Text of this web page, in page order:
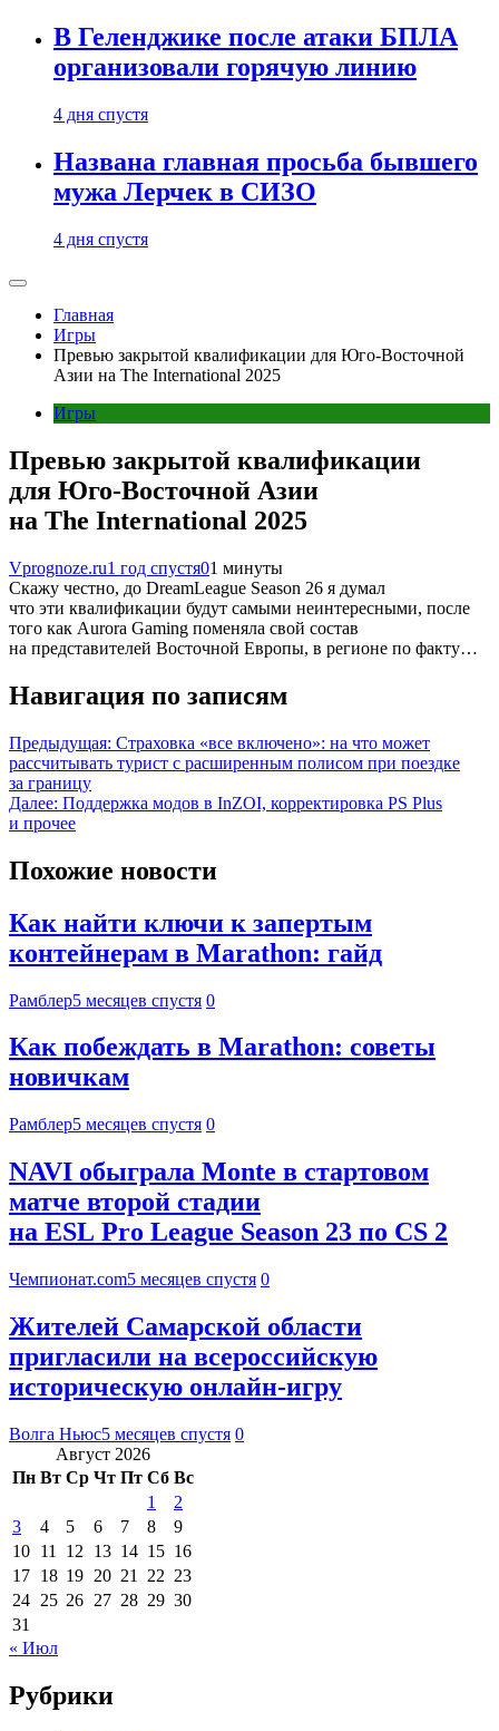
В Геленджике после атаки БПЛА
организовали горячую линию
4 дня спустя
Названа главная просьба бывшего
мужа Лерчек в СИЗО
4 дня спустя
Главная
Игры
Превью закрытой квалификации для Юго-Восточной
Азии на The International 2025
Игры
Превью закрытой квалификации
для Юго-Восточной Азии
на The International 2025
Vprognoze.ru1 год спустя01 минуты
Скажу честно, до DreamLeague Season 26 я думал
что эти квалификации будут самыми неинтересными, после
того как Aurora Gaming поменяла свой состав
на представителей Восточной Европы, в регионе по факту…
Навигация по записям
Предыдущая: Страховка «все включено»: на что может
рассчитывать турист с расширенным полисом при поездке
за границу
Далее: Поддержка модов в InZOI, корректировка PS Plus
и прочее
Похожие новости
Как найти ключи к запертым
контейнерам в Marathon: гайд
Рамблер5 месяцев спустя 0
Как побеждать в Marathon: советы
новичкам
Рамблер5 месяцев спустя 0
NAVI обыграла Monte в стартовом
матче второй стадии
на ESL Pro League Season 23 по CS 2
Чемпионат.com5 месяцев спустя 0
Жителей Самарской области
пригласили на всероссийскую
историческую онлайн-игру
Волга Ньюс5 месяцев спустя 0
Август 2026
Пн Вт Ср Чт Пт Сб Вс
1
2
3
4 5 6 7 8
9
10 11 12 13 14 15 16
17 18 19 20 21 22 23
24 25 26 27 28 29 30
31
« Июл
Рубрики